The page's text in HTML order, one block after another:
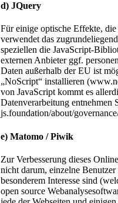
d) JQuery
Für einige optische Effekte,
verwendet das
speziellen die JavaScript-
externen Anbieter ggf.
Daten außerhalb der EU ist
„NoScript“ installieren
von JavaScript kommt es
Datenverarbeitung entnehmen
js.foundation/about/
e) Matomo / Piwik
Zur Verbesserung dieses
nicht darum, einzelne
besonderem Interesse sind
open source